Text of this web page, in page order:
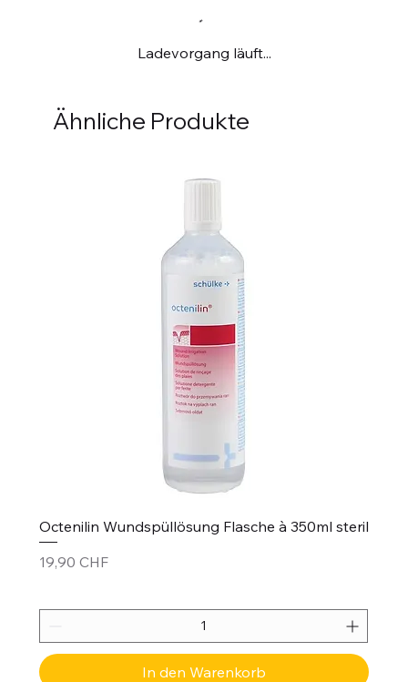
Ladevorgang läuft...
Ähnliche Produkte
Octenilin Wundspüllösung Flasche à 350ml steril
Preis
19,90 CHF
In den Warenkorb